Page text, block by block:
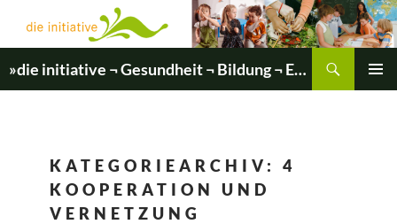
Inhalt
springen
»die initiative ¬ Gesundheit ¬ Bildung ¬ Entwicklung«
KATEGORIEARCHIV: 4
KOOPERATION UND
VERNETZUNG